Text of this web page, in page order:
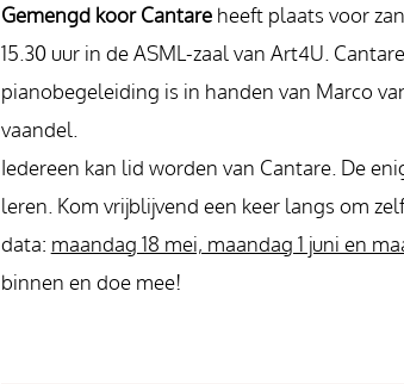
Gemengd koor Cantareheeft plaats voor
15.30 uur in de ASML-zaal van Art4U.
pianobegeleiding is in handen van Marco
vaandel.
Iedereen kan lid worden van Cantare. De
leren. Kom vrijblijvend een keer langs om
data: maandag 18 mei, maandag 1 juni en
binnen en doe mee!